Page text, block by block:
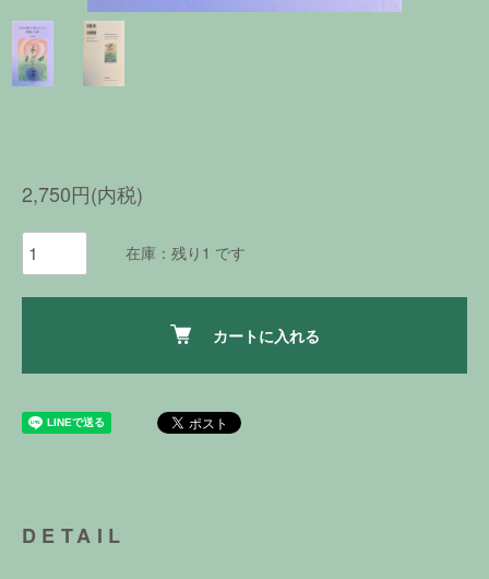
2,750円(内税)
在庫：残り1 です
カートに入れる
DETAIL